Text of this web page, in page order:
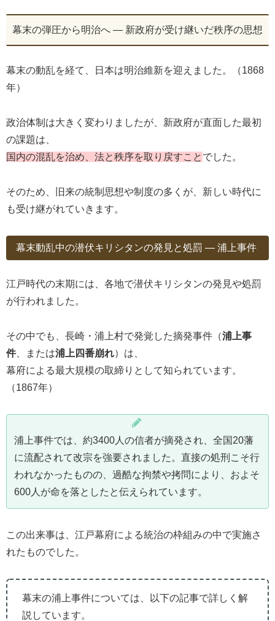
幕末の弾圧から明治へ ― 新政府が受け継いだ秩序の思想
幕末の動乱を経て、日本は明治維新を迎えました。（1868
年）
政治体制は大きく変わりましたが、新政府が直面した最初
の課題は、
国内の混乱を治め、法と秩序を取り戻すこと でした。
そのため、旧来の統制思想や制度の多くが、新しい時代に
も受け継がれていきます。
幕末動乱中の潜伏キリシタンの発見と処罰 ― 浦上事件
江戸時代の末期には、各地で潜伏キリシタンの発見や処罰
が行われました。
その中でも、長崎・浦上村で発覚した摘発事件（浦上事
件、または浦上四番崩れ）は、
幕府による最大規模の取締りとして知られています。
（1867年）
浦上事件では、約3400人の信者が摘発され、全国20藩
に流配されて改宗を強要されました。直接の処刑こそ行
われなかったものの、過酷な拘禁や拷問により、およそ
600人が命を落としたと伝えられています。
この出来事は、江戸幕府による統治の枠組みの中で実施さ
れたものでした。
幕末の浦上事件については、以下の記事で詳しく解
説しています。